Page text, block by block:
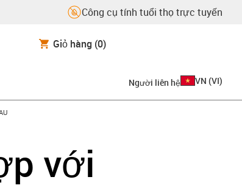
Công cụ tính tuổi thọ trực tuyến
Giỏ hàng (0)
Người liên hệ VN (VI)
với